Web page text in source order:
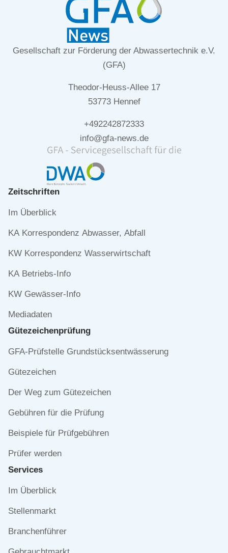
Gesellschaft zur Förderung der Abwassertechnik e.V.
(GFA)
Theodor-Heuss-Allee 17
53773 Hennef
+492242872333
info@gfa-news.de
Zeitschriften
Navigation
Im Überblick
KA Korrespondenz Abwasser, Abfall
KW Korrespondenz Wasserwirtschaft
KA Betriebs-Info
KW Gewässer-Info
Mediadaten
Gütezeichen­prüfung
Navigation
GFA-Prüfstelle Grundstücksentwässerung
Gütezeichen
Der Weg zum Gütezeichen
Gebühren für die Prüfung
Beispiele für Prüfgebühren
Prüfer werden
Services
Navigation
Im Überblick
Stellenmarkt
Branchenführer